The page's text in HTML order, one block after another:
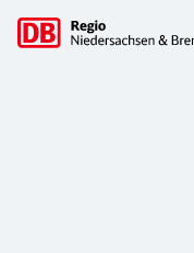
Hauptnavigation